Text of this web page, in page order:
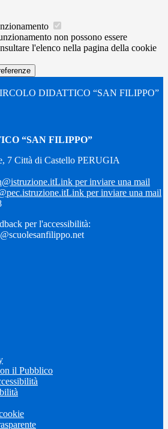
non possono essere
l'elenco nella pagina della cookie
DIDATTICO “SAN FILIPPO”
“SAN FILIPPO”
7 Città di Castello PERUGIA
Link per inviare una mail
Link per inviare una mail
per l'accessibilità:
il Pubblico